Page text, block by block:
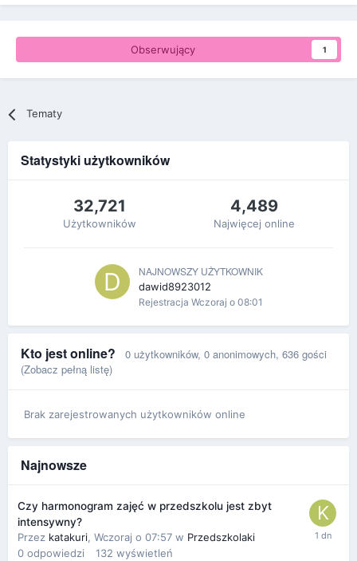
Obserwujący 1
Tematy
Statystyki użytkowników
32,721
Użytkowników
4,489
Najwięcej online
NAJNOWSZY UŻYTKOWNIK
dawid8923012
Rejestracja Wczoraj o 08:01
Kto jest online? 0 użytkowników, 0 anonimowych, 636 gości
(Zobacz pełną listę)
Brak zarejestrowanych użytkowników online
Najnowsze
Czy harmonogram zajęć w przedszkolu jest zbyt
intensywny?
Przez katakuri, Wczoraj o 07:57 w Przedszkolaki
0 odpowiedzi 132 wyświetleń